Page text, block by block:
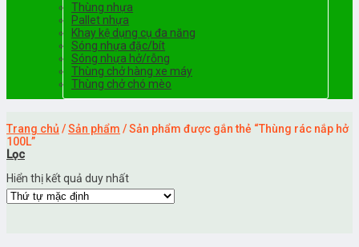
Thùng nhựa
Pallet nhựa
Khay kệ dụng cụ đa năng
Sóng nhựa đặc/bít
Sóng nhựa hở/rỗng
Thùng chở hàng xe máy
Thùng chở chó mèo
Trang chủ /Sản phẩm /Sản phẩm được gắn thẻ “Thùng rác nắp hở
100L”
Lọc
Hiển thị kết quả duy nhất